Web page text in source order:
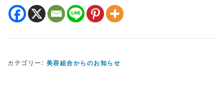
カテゴリー: 美容組合からのお知らせ